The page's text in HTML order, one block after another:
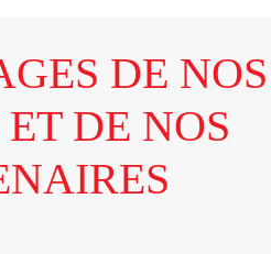
DE NOS
DE NOS